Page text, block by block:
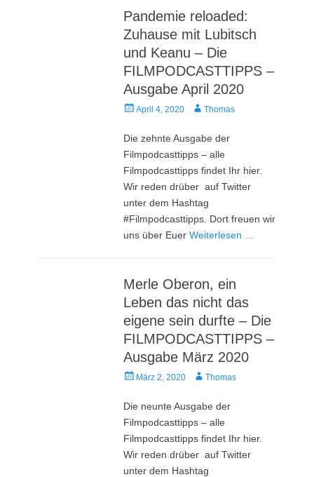
Pandemie reloaded:
Zuhause mit Lubitsch
und Keanu – Die
FILMPODCASTTIPPS –
Ausgabe April 2020
Veröffentlicht
April 4, 2020 AutorThomas
Die zehnte Ausgabe der
Filmpodcasttipps – alle
Filmpodcasttipps findet Ihr hier.
Wir reden drüber auf Twitter
unter dem Hashtag
#Filmpodcasttipps. Dort freuen wir
uns über EuerWeiterlesen …
Merle Oberon, ein
Leben das nicht das
eigene sein durfte – Die
FILMPODCASTTIPPS –
Ausgabe März 2020
Veröffentlicht
März 2, 2020 AutorThomas
Die neunte Ausgabe der
Filmpodcasttipps – alle
Filmpodcasttipps findet Ihr hier.
Wir reden drüber auf Twitter
unter dem Hashtag